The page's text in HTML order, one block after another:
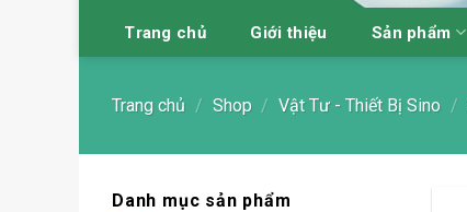
Trang chủ Giới thiệu Sản phẩm
Trang chủ / Shop / Vật Tư - Thiết Bị Sino /
Danh mục sản phẩm